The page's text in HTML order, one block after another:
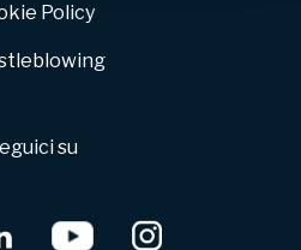
loro servizi.
Policy
su